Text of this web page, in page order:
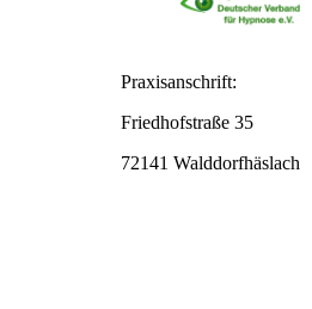
Praxisanschrift:
Friedhofstraße 35
72141 Walddorfhäslach